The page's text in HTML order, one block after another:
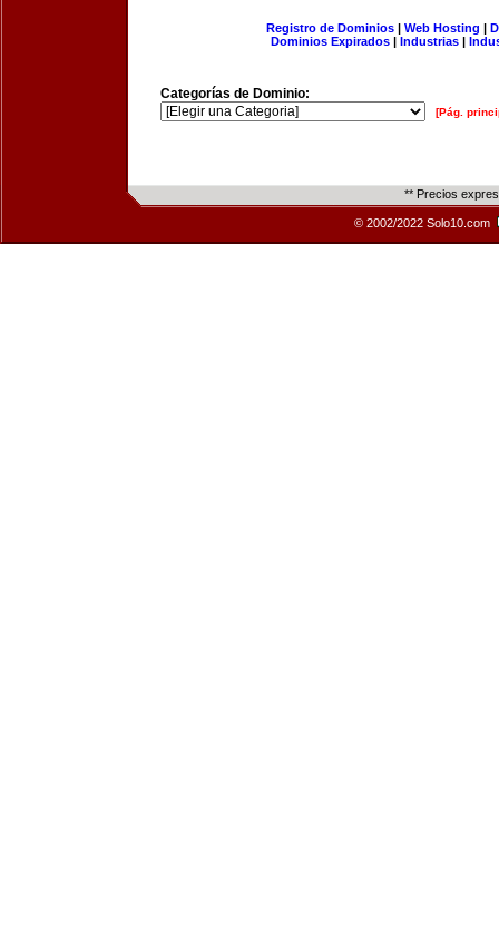
Registro de Dominios| Web Hosting |
Dominios Expirados | Industrias |
Categorías de Dominio:
[Pág.
** Precios
© 2002/2022 Solo10.com